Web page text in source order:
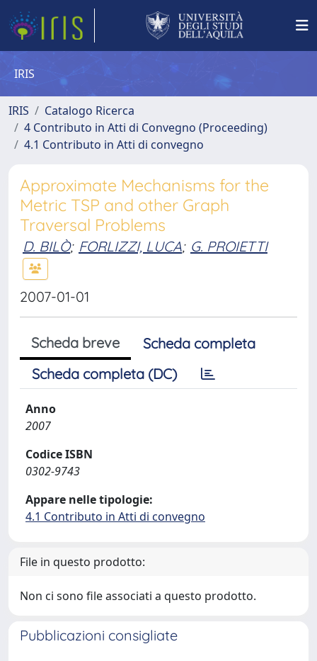
IRIS
IRIS
Catalogo Ricerca
4 Contributo in Atti di Convegno (Proceeding)
4.1 Contributo in Atti di convegno
Approximate Mechanisms for the
Metric TSP and other Graph
Traversal Problems
D. BILÒ; FORLIZZI, LUCA; G. PROIETTI
2007-01-01
Scheda breve
Scheda completa
Scheda completa (DC)
Anno
2007
Codice ISBN
0302-9743
Appare nelle tipologie:
4.1 Contributo in Atti di convegno
File in questo prodotto:
Non ci sono file associati a questo prodotto.
Pubblicazioni consigliate